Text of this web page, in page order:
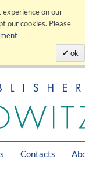
on our
our cookies. Please
ok
Contacts